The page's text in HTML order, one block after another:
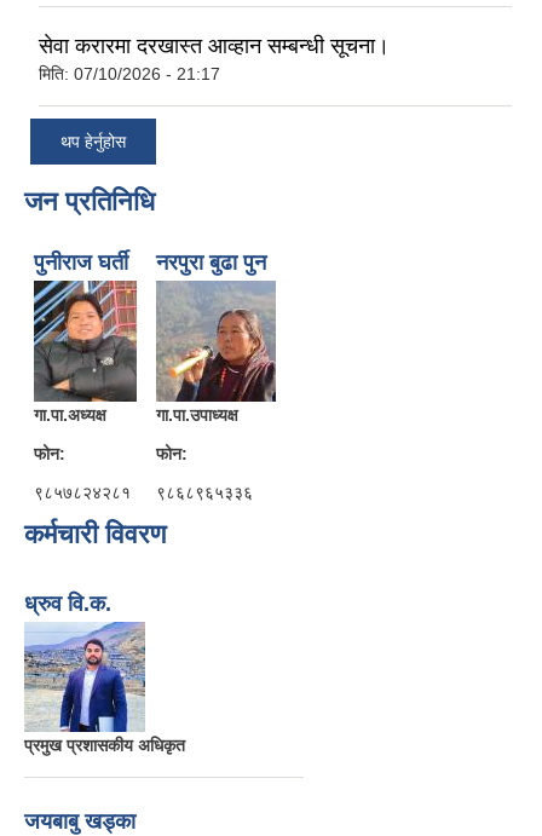
सेवा करारमा दरखास्त आव्हान सम्बन्धी सूचना।
मिति: 07/10/2026 - 21:17
थप हेर्नुहोस
जन प्रतिनिधि
पुनीराज घर्ती
गा.पा.अध्यक्ष
फोन:
९८५७८२४२८१
नरपुरा बुढा पुन
गा.पा.उपाध्यक्ष
फोन:
९८६८९६५३३६
कर्मचारी विवरण
ध्रुव वि.क.
प्रमुख प्रशासकीय अधिकृत
जयबाबु खड्का